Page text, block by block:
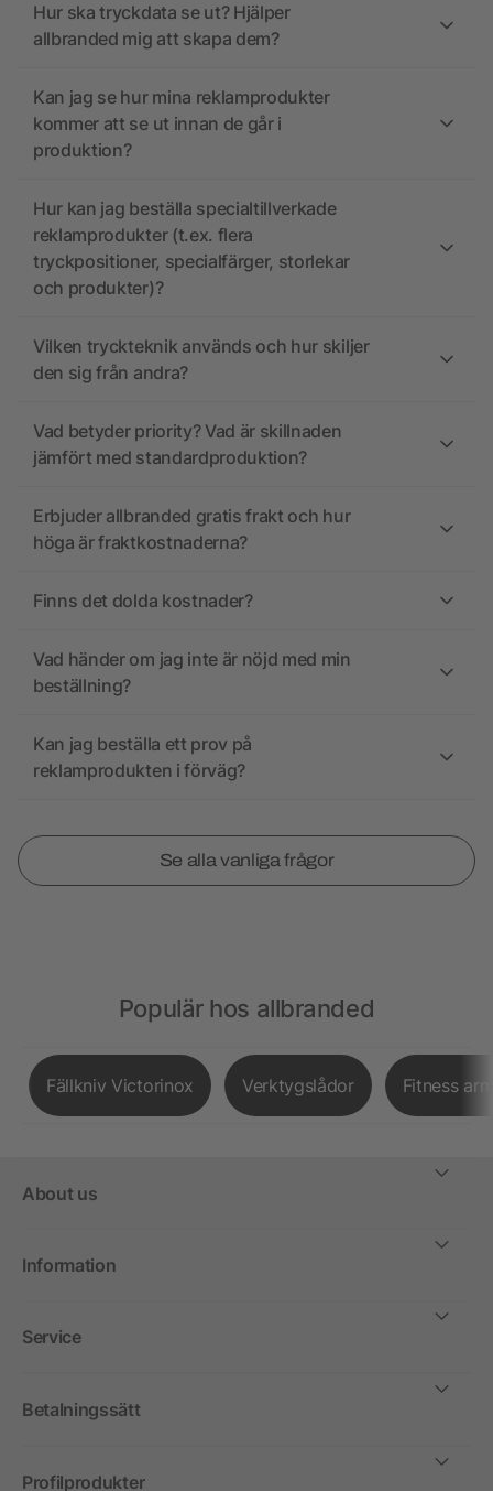
Hur ska tryckdata se ut? Hjälper
allbranded mig att skapa dem?
Kan jag se hur mina reklamprodukter
kommer att se ut innan de går i
produktion?
Hur kan jag beställa specialtillverkade
reklamprodukter (t.ex. flera
tryckpositioner, specialfärger, storlekar
och produkter)?
Vilken tryckteknik används och hur skiljer
den sig från andra?
Vad betyder priority? Vad är skillnaden
jämfört med standardproduktion?
Erbjuder allbranded gratis frakt och hur
höga är fraktkostnaderna?
Finns det dolda kostnader?
Vad händer om jag inte är nöjd med min
beställning?
Kan jag beställa ett prov på
reklamprodukten i förväg?
Se alla vanliga frågor
Populär hos allbranded
Fällkniv Victorinox Verktygslådor Fitness
About us
Information
Service
Betalningssätt
Profilprodukter